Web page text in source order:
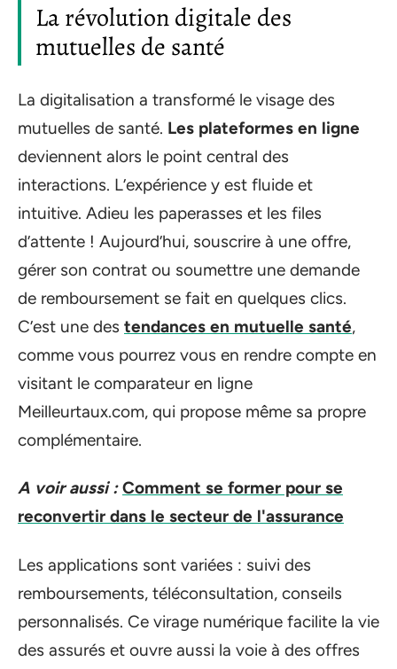
La révolution digitale des
mutuelles de santé
La digitalisation a transformé le visage des
mutuelles de santé. Les plateformes en ligne
deviennent alors le point central des
interactions. L’expérience y est fluide et
intuitive. Adieu les paperasses et les files
d’attente ! Aujourd’hui, souscrire à une offre,
gérer son contrat ou soumettre une demande
de remboursement se fait en quelques clics.
C’est une des tendances en mutuelle santé,
comme vous pourrez vous en rendre compte en
visitant le comparateur en ligne
Meilleurtaux.com, qui propose même sa propre
complémentaire.
A voir aussi : Comment se former pour se
reconvertir dans le secteur de l'assurance
Les applications sont variées : suivi des
remboursements, téléconsultation, conseils
personnalisés. Ce virage numérique facilite la vie
des assurés et ouvre aussi la voie à des offres